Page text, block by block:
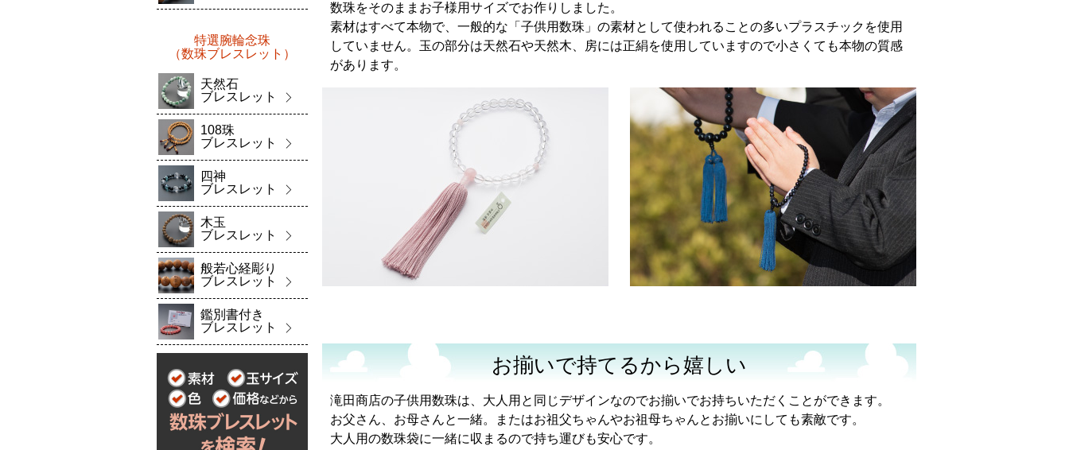
数珠をそのままお子様用サイズでお作りしました。
素材はすべて本物で、一般的な「子供用数珠」の素材として使われることの多いプラスチックを使用
していません。玉の部分は天然石や天然木、房には正絹を使用していますので小さくても本物の質感
があります。
お揃いで持てるから嬉しい
滝田商店の子供用数珠は、大人用と同じデザインなのでお揃いでお持ちいただくことができます。
お父さん、お母さんと一緒。またはお祖父ちゃんやお祖母ちゃんとお揃いにしても素敵です。
大人用の数珠袋に一緒に収まるので持ち運びも安心です。
特選腕輪念珠
（数珠ブレスレット）
天然石
ブレスレット
108珠
ブレスレット
四神
ブレスレット
木玉
ブレスレット
般若心経彫り
ブレスレット
鑑別書付き
ブレスレット